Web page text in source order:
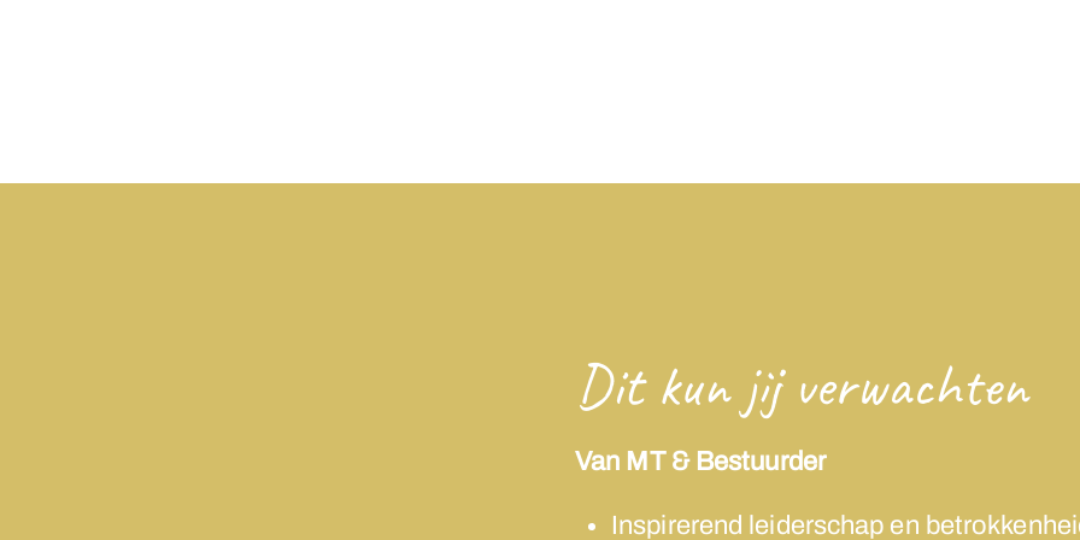
Dit kun jij verwachten
Van MT & Bestuurder
Inspirerend leiderschap en